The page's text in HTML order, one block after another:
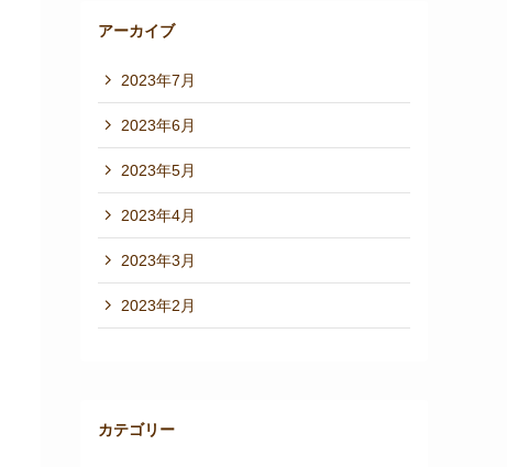
アーカイブ
2023年7月
2023年6月
2023年5月
2023年4月
2023年3月
2023年2月
カテゴリー